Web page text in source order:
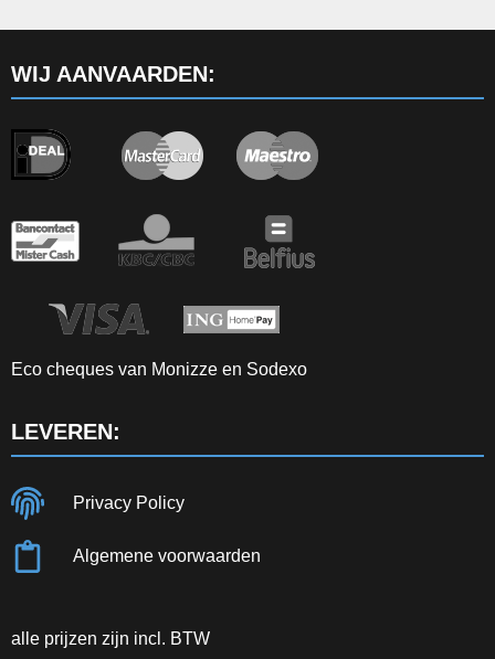
WIJ AANVAARDEN:
Eco cheques van Monizze en Sodexo
LEVEREN:
Privacy Policy
Algemene voorwaarden
alle prijzen zijn incl. BTW